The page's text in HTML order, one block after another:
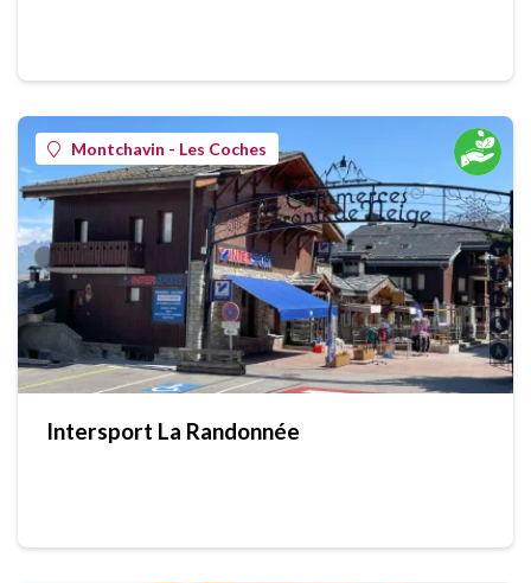
Montchavin - Les Coches
Intersport La Randonnée